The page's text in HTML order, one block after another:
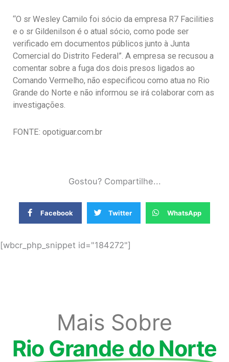
“O sr Wesley Camilo foi sócio da empresa R7 Facilities
e o sr Gildenilson é o atual sócio, como pode ser
verificado em documentos públicos junto à Junta
Comercial do Distrito Federal”. A empresa se recusou a
comentar sobre a fuga dos dois presos ligados ao
Comando Vermelho, não especificou como atua no Rio
Grande do Norte e não informou se irá colaborar com as
investigações.
FONTE: opotiguar.com.br
Gostou? Compartilhe...
Facebook Twitter WhatsApp
[wbcr_php_snippet id="184272"]
Mais Sobre
Rio Grande do Norte